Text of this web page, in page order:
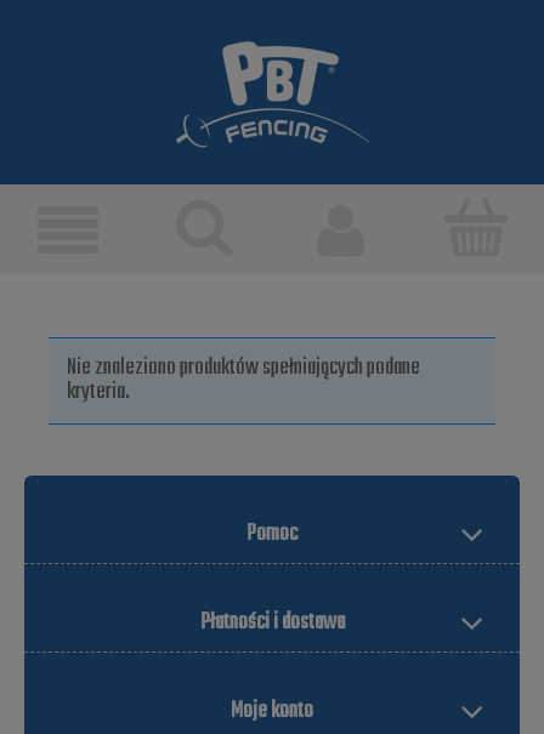
Nie znaleziono produktów spełniających podane
kryteria.
Pomoc
Płatności i dostawa
Moje konto